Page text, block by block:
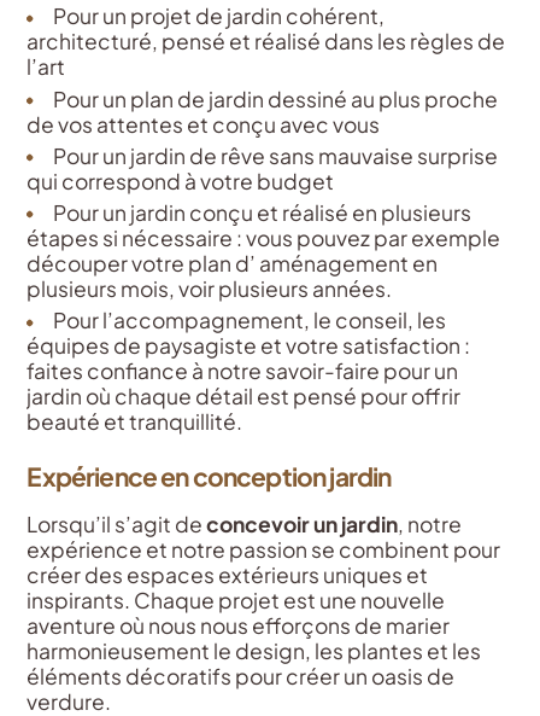
Pour un projet de jardin cohérent,
architecturé, pensé et réalisé dans les règles de
l’art
Pour un plan de jardin dessiné au plus proche
de vos attentes et conçu avec vous
Pour un jardin de rêve sans mauvaise surprise
qui correspond à votre budget
Pour un jardin conçu et réalisé en plusieurs
étapes si nécessaire : vous pouvez par exemple
découper votre plan d’ aménagement en
plusieurs mois, voir plusieurs années.
Pour l’accompagnement, le conseil, les
équipes de paysagiste et votre satisfaction :
faites confiance à notre savoir-faire pour un
jardin où chaque détail est pensé pour offrir
beauté et tranquillité.
Expérience en conception jardin
Lorsqu’il s’agit deconcevoir un jardin, notre
expérience et notre passion se combinent pour
créer des espaces extérieurs uniques et
inspirants. Chaque projet est une nouvelle
aventure où nous nous efforçons de marier
harmonieusement le design, les plantes et les
éléments décoratifs pour créer un oasis de
verdure.